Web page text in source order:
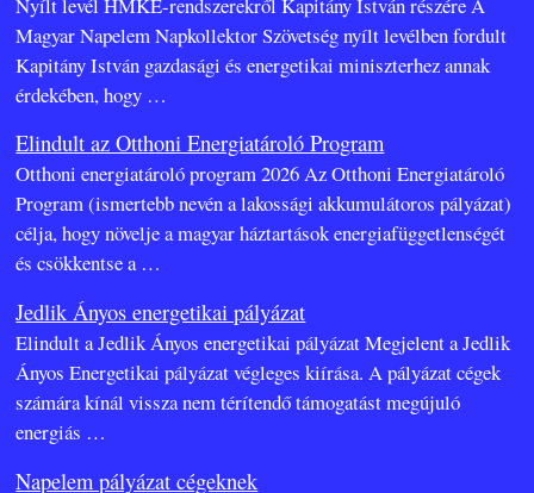
Magyar Napelem Napkollektor Szövetség nyílt levélben fordult
Kapitány István gazdasági és energetikai miniszterhez annak
érdekében, hogy …
Elindult az Otthoni Energiatároló Program
Otthoni energiatároló program 2026 Az Otthoni Energiatároló
Program (ismertebb nevén a lakossági akkumulátoros pályázat)
célja, hogy növelje a magyar háztartások energiafüggetlenségét
és csökkentse a …
Jedlik Ányos energetikai pályázat
Elindult a Jedlik Ányos energetikai pályázat Megjelent a Jedlik
Ányos Energetikai pályázat végleges kiírása. A pályázat cégek
számára kínál vissza nem térítendő támogatást megújuló
energiás …
Napelem pályázat cégeknek